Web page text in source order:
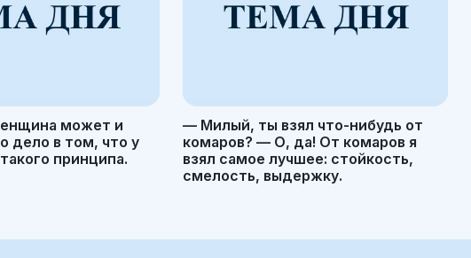
может и
дело в том, что у
принципа.
— Милый, ты взял что-нибудь от
комаров? — О, да! От комаров я
взял самое лучшее: стойкость,
смелость, выдержку.